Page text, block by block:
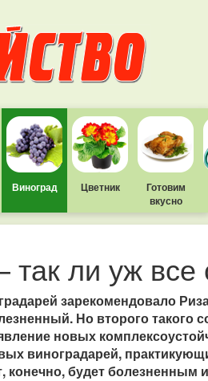
Виноград Цветник
Готовим
вкусно
так ли уж
зарекомендовало
Но второго такого
новых
виноградарей,
конечно, будет болезненным